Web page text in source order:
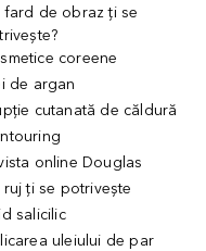
fard de obraz ți se
coreene
de argan
cutanată de căldură
online Douglas
ruj ți se potrivește
salicilic
uleiului de par